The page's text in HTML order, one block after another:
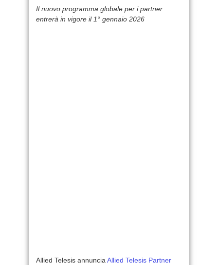
Il nuovo programma globale per i partner
entrerà in vigore il 1° gennaio 2026
Allied Telesis annuncia Allied Telesis Partner